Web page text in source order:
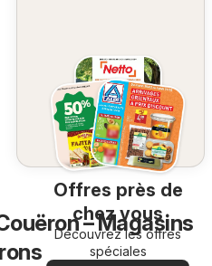
Offres près de
chez vous
Découvrez les offres
spéciales
– Magasins